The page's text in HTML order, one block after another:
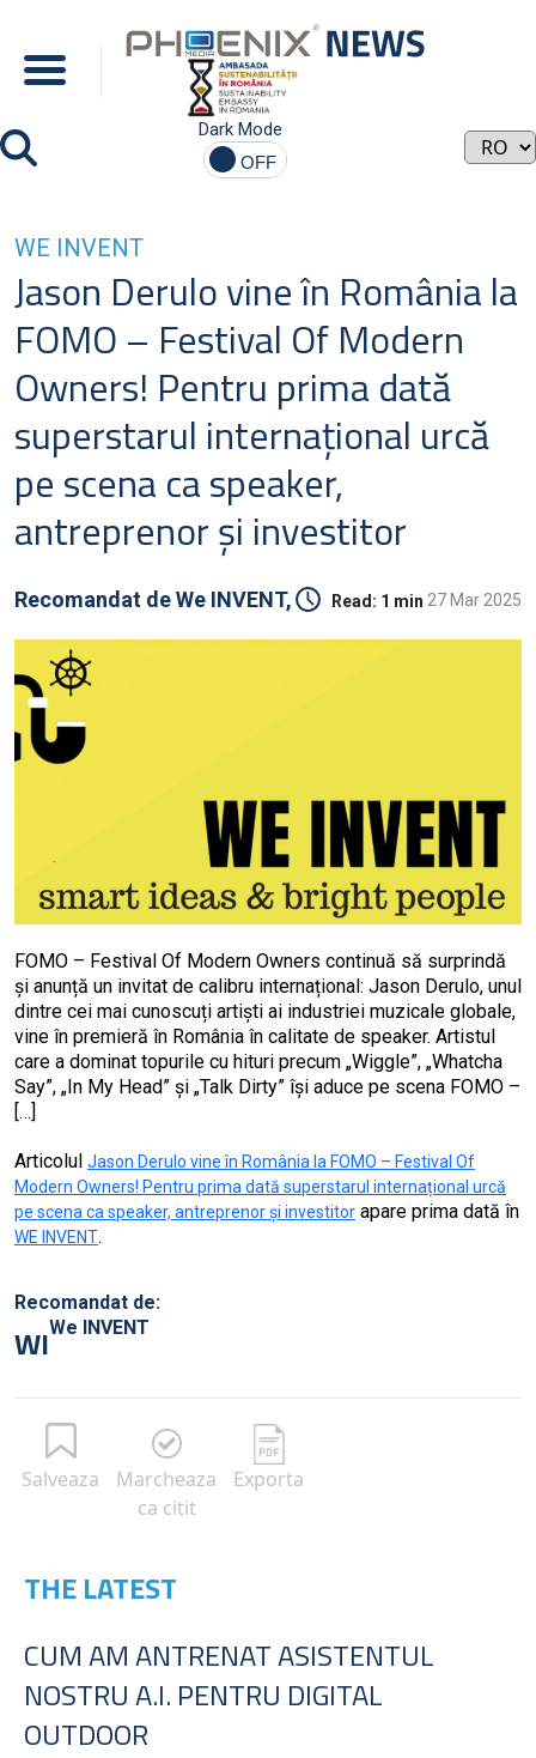
Dark Mode
WE INVENT
Jason Derulo vine în România la
FOMO – Festival Of Modern
Owners! Pentru prima dată
superstarul internațional urcă
pe scena ca speaker,
antreprenor și investitor
Recomandat deWe INVENT, Read: 1 min 27 Mar 2025
FOMO – Festival Of Modern Owners continuă să surprindă
și anunță un invitat de calibru internațional: Jason Derulo, unul
dintre cei mai cunoscuți artiști ai industriei muzicale globale,
vine în premieră în România în calitate de speaker. Artistul
care a dominat topurile cu hituri precum „Wiggle”, „Whatcha
Say”, „In My Head” și „Talk Dirty” își aduce pe scena FOMO –
[…]
Articolul Jason Derulo vine în România la FOMO – Festival Of
Modern Owners! Pentru prima dată superstarul internațional urcă
pe scena ca speaker, antreprenor și investitor apare prima dată în
WE INVENT.
Recomandat de:
WIWe INVENT
Salveaza
Marcheaza
ca citit
Exporta
THE LATEST
CUM AM ANTRENAT ASISTENTUL
NOSTRU A.I. PENTRU DIGITAL
OUTDOOR